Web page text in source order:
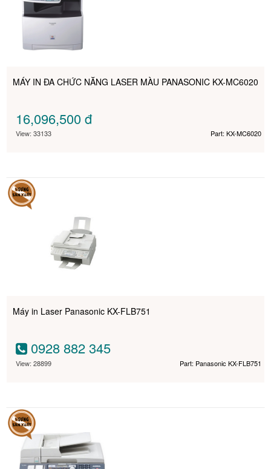
MÁY IN ĐA CHỨC NĂNG LASER MÀU PANASONIC KX-MC6020
16,096,500đ
View: 33133 Part: KX-MC6020
Máy in Laser Panasonic KX-FLB751
0928 882 345
View: 28899 Part: Panasonic KX-FLB751